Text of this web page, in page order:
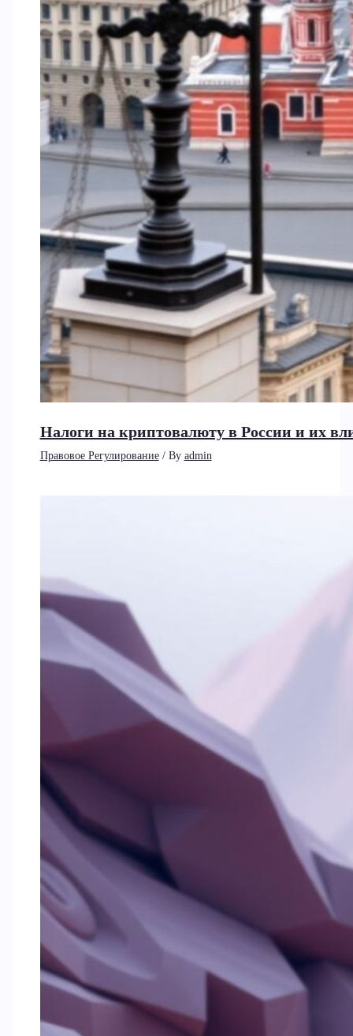
Налоги на криптовалюту в России и их
Правовое Регулирование/ By admin